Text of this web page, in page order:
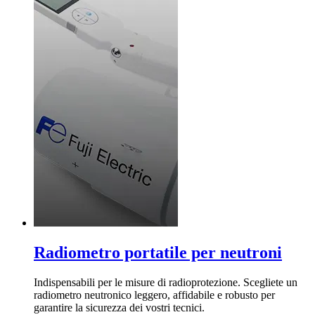
Radiometro portatile per neutroni
Indispensabili per le misure di radioprotezione. Scegliete un
radiometro neutronico leggero, affidabile e robusto per
garantire la sicurezza dei vostri tecnici.